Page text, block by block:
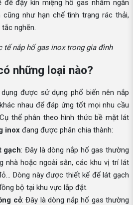
đậy kín miệng hố gas nhằm ngăn
như hạn chế tình trạng rác thải,
nghẽn.
tế nắp hố gas inox trong gia đình
những loại nào?
được sử dụng phổ biến nên nắp
nhau để đáp ứng tốt mọi nhu cầu
thể phân theo hình thức bề mặt lát
inox đang được phân chia thành:
gạch: Đây là dòng nắp hố gas thường
nhà hoặc ngoài sân, các khu vị trí lát
Dòng này được thiết kế để lát gạch
bộ tại khu vực lắp đặt.
cỏ: Đây là dòng nắp hố gas thường